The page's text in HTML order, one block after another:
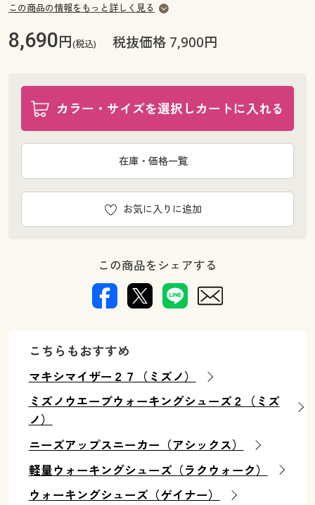
よくある質問とお問い合わせ
この商品の情報をもっと詳しく見る
8,690円(税込) 税抜価格 7,900円
カラー・サイズを選択しカートに入れる
お気に入りに追加
在庫・価格一覧
この商品をシェアする
こちらもおすすめ
マキシマイザー２７（ミズノ）
ミズノウエーブウォーキングシューズ２（ミズ
ノ）
ニーズアップスニーカー（アシックス）
軽量ウォーキングシューズ（ラクウォーク）
ウォーキングシューズ（ゲイナー）